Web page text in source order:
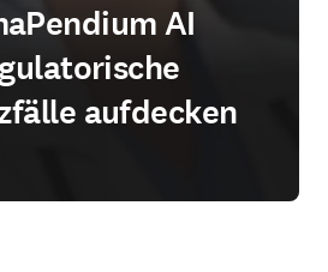
AI
aufdecken